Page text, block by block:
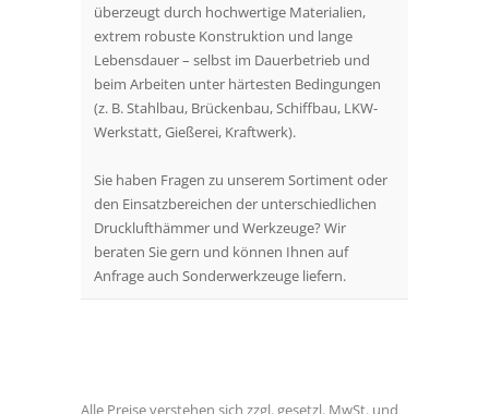
überzeugt durch hochwertige Materialien,
extrem robuste Konstruktion und lange
Lebensdauer – selbst im Dauerbetrieb und
beim Arbeiten unter härtesten Bedingungen
(z. B. Stahlbau, Brückenbau, Schiffbau, LKW-
Werkstatt, Gießerei, Kraftwerk).
Sie haben Fragen zu unserem Sortiment oder
den Einsatzbereichen der unterschiedlichen
Drucklufthämmer und Werkzeuge? Wir
beraten Sie gern und können Ihnen auf
Anfrage auch Sonderwerkzeuge liefern.
Alle Preise verstehen sich zzgl. gesetzl. MwSt. und